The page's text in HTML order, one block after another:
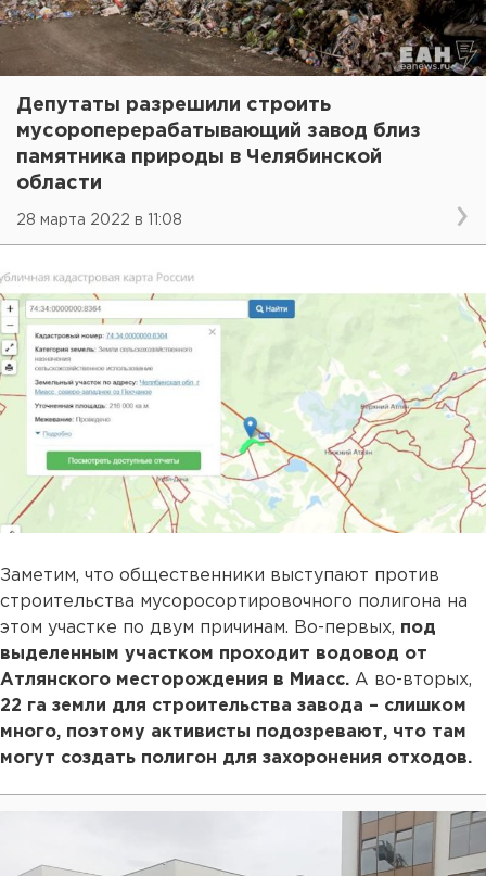
Депутаты разрешили строить
мусороперерабатывающий завод близ
памятника природы в Челябинской
области
28 марта 2022 в 11:08
Заметим, что общественники выступают против
строительства мусоросортировочного полигона на
этом участке по двум причинам. Во-первых, под
выделенным участком проходит водовод от
Атлянского месторождения в Миасс. А во-вторых,
22 га земли для строительства завода – слишком
много, поэтому активисты подозревают, что там
могут создать полигон для захоронения отходов.